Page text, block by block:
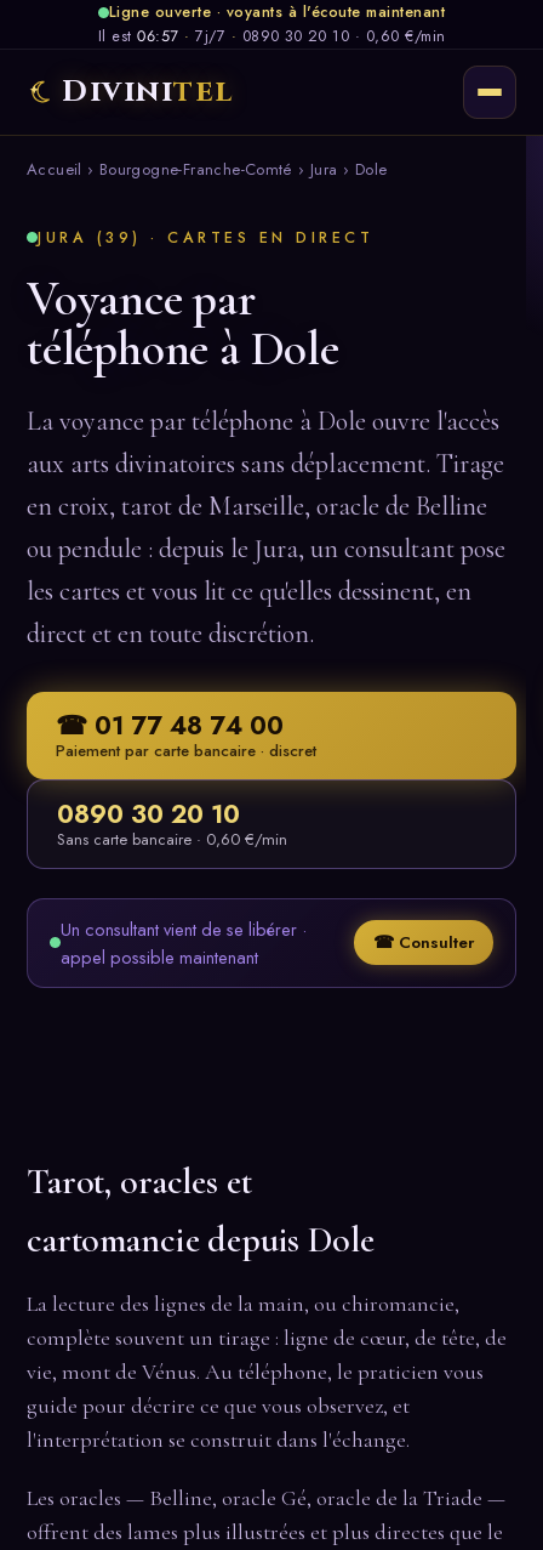
Ligne ouverte · voyants à l'écoute maintenant
Il est 06:57 · 7j/7 · 0890 30 20 10 · 0,60 €/min
Divinitel
Accueil › Bourgogne-Franche-Comté › Jura › Dole
JURA (39) · CARTES EN DIRECT
Voyance par
téléphone à Dole
La voyance par téléphone à Dole ouvre l'accès
aux arts divinatoires sans déplacement. Tirage
en croix, tarot de Marseille, oracle de Belline
ou pendule : depuis le Jura, un consultant pose
les cartes et vous lit ce qu'elles dessinent, en
direct et en toute discrétion.
☎ 01 77 48 74 00
Paiement par carte bancaire · discret
0890 30 20 10
Sans carte bancaire · 0,60 €/min
Un consultant vient de se libérer ·
appel possible maintenant
☎ Consulter
Tarot, oracles et
cartomancie depuis Dole
La lecture des lignes de la main, ou chiromancie,
complète souvent un tirage : ligne de cœur, de tête, de
vie, mont de Vénus. Au téléphone, le praticien vous
guide pour décrire ce que vous observez, et
l'interprétation se construit dans l'échange.
Les oracles — Belline, oracle Gé, oracle de la Triade —
offrent des lames plus illustrées et plus directes que le